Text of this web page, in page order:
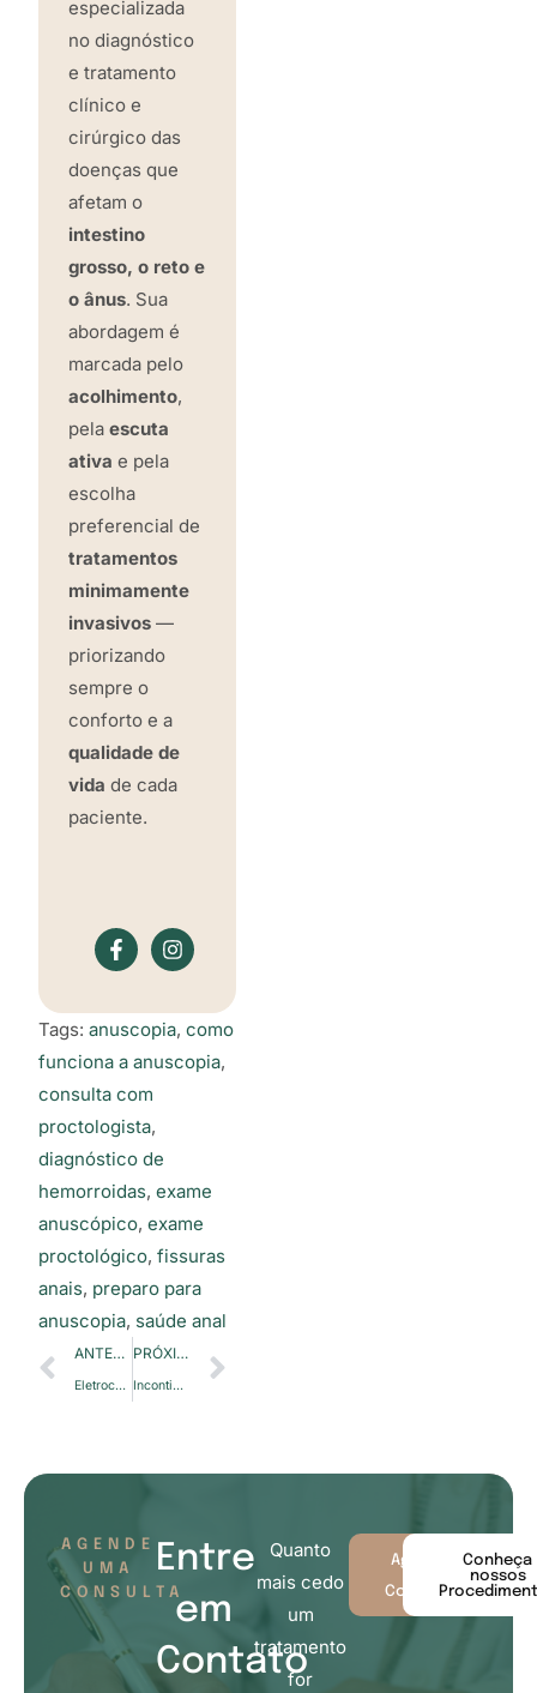
especializada
no diagnóstico
e tratamento
clínico e
cirúrgico das
doenças que
afetam o
intestino
grosso, o reto e
o ânus. Sua
abordagem é
marcada pelo
acolhimento,
pelaescuta
ativa e pela
escolha
preferencial de
tratamentos
minimamente
invasivos —
priorizando
sempre o
conforto e a
qualidade de
vida de cada
paciente.
Tags:anuscopia,como
funciona a anuscopia,
consulta com
proctologista,
diagnóstico de
hemorroidas,exame
anuscópico,exame
proctológico,fissuras
anais, preparo para
anuscopia, saúde anal
ANTERIOR
Eletrocauterização de Verrugas Anais: Perguntas Frequentes
PRÓXIMO
Incontinência Anal: Diagnóstico e Opções de Tratamento
AGENDE
UMA
CONSULTA
Entre
em
Contato
Quanto
mais cedo
um
tratamento
for
Agende
Consulta
Conheça
nossos